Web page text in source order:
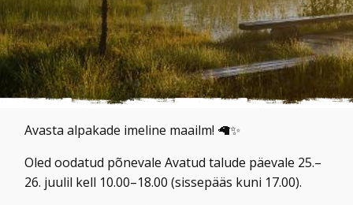
Avasta alpakade imeline maailm! 🦙✨
Oled oodatud põnevale Avatud talude päevale 25.–
26. juulil kell 10.00–18.00 (sissepääs kuni 17.00).